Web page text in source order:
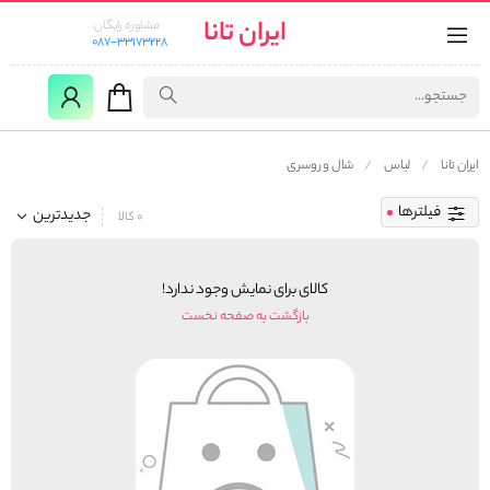
ایران تانا
مشاوره رایگان:
087-33173228
ایران تانا لباس شال و روسری
فیلترها جدیدترین 0 کالا
کالای برای نمایش وجود ندارد!
بازگشت به صفحه نخست